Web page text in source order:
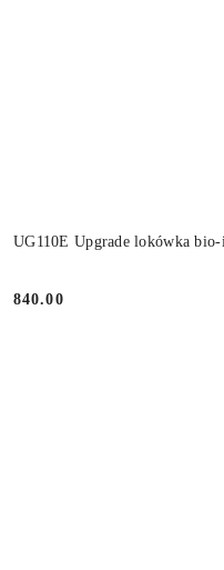
UG110E Upgrade lokówka
Cena:
840.00